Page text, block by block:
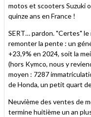
motos et scooters Suzuki
quinze ans en France !
SERT… pardon. "Certes"
remonter la pente : un
+23,9% en 2024, soit la
(hors Kymco, nous y
moyen : 7287
de Honda, un petit quart
Neuvième des ventes de
termine huitième un an